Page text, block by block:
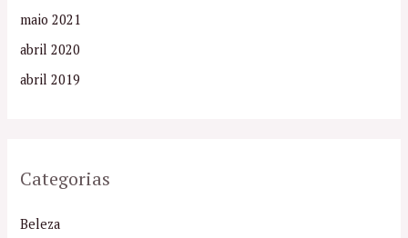
maio 2021
abril 2020
abril 2019
Categorias
Beleza